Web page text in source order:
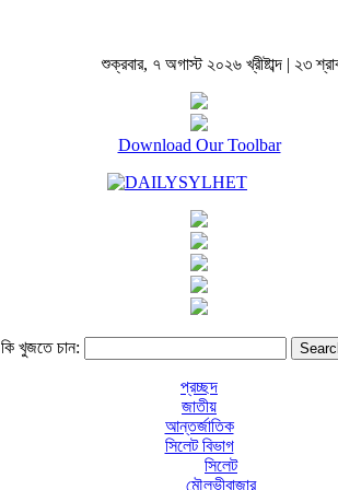
শুক্রবার, ৭ অগাস্ট ২০২৬ খ্রীষ্টাব্দ | ২৩
Download Our Toolbar
কি খুজতে চান:
প্রচ্ছদ
জাতীয়
আন্তর্জাতিক
সিলেট বিভাগ
সিলেট
মৌলভীবাজার